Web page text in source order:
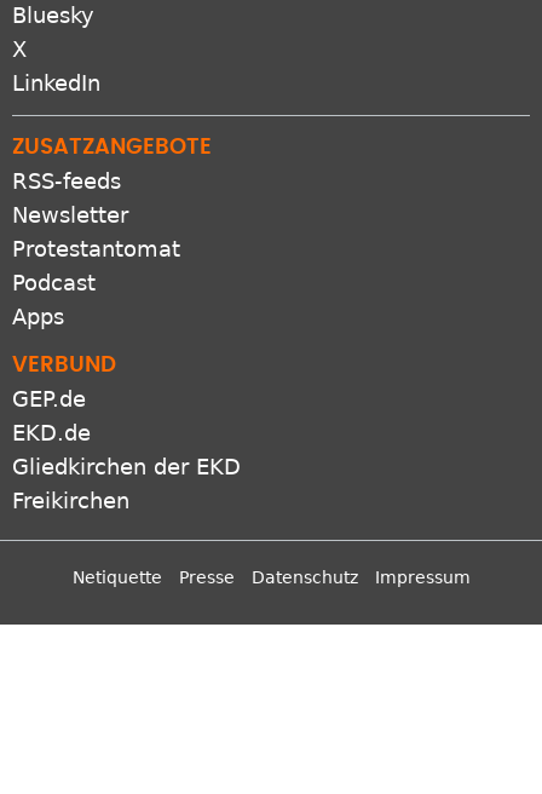
Bluesky
X
LinkedIn
ZUSATZANGEBOTE
RSS-feeds
Newsletter
Protestantomat
Podcast
Apps
VERBUND
GEP.de
EKD.de
Gliedkirchen der EKD
Freikirchen
Netiquette Presse Datenschutz Impressum